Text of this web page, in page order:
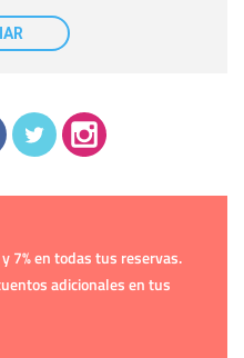
sólo el personal de
autorizado podrá
que le pedimos. No se
tratamos sus datos en la
7% en todas tus reservas.
adicionales en tus